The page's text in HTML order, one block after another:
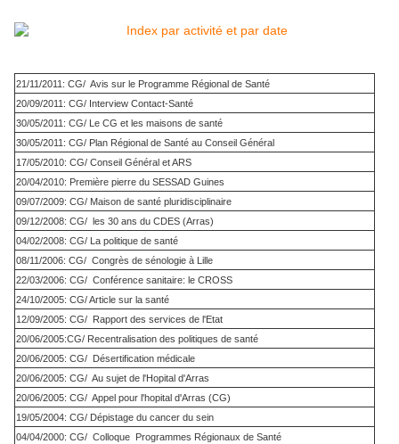
21/11/2011: CG/ Avis sur le Programme Régional de Santé
20/09/2011: CG/ Interview Contact-Santé
30/05/2011: CG/ Le CG et les maisons de santé
30/05/2011: CG/ Plan Régional de Santé au Conseil Général
17/05/2010: CG/ Conseil Général et ARS
20/04/2010: Première pierre du SESSAD Guines
09/07/2009: CG/ Maison de santé pluridisciplinaire
09/12/2008: CG/ les 30 ans du CDES (Arras)
04/02/2008: CG/ La politique de santé
08/11/2006: CG/ Congrès de sénologie à Lille
22/03/2006: CG/ Conférence sanitaire: le CROSS
24/10/2005: CG/ Article sur la santé
12/09/2005: CG/ Rapport des services de l'Etat
20/06/2005:CG/ Recentralisation des politiques de santé
20/06/2005: CG/ Désertification médicale
20/06/2005: CG/ Au sujet de l'Hopital d'Arras
20/06/2005: CG/ Appel pour l'hopital d'Arras (CG)
19/05/2004: CG/ Dépistage du cancer du sein
04/04/2000: CG/ Colloque Programmes Régionaux de Santé